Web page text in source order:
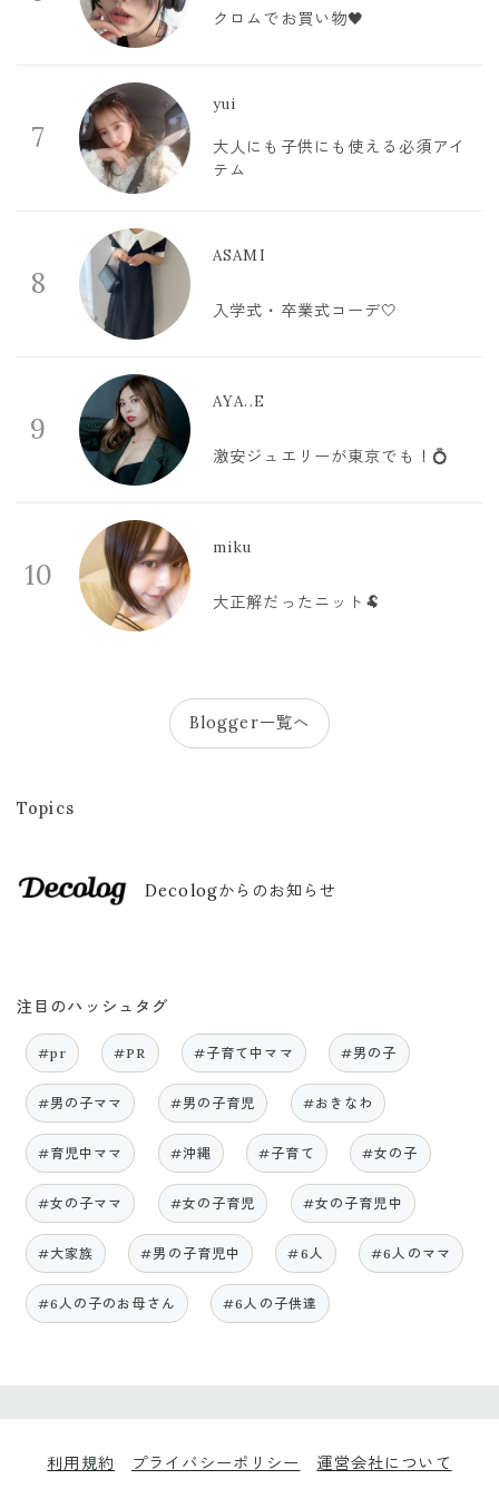
クロムでお買い物🖤
7
yui
大人にも子供にも使える必須アイ
テム
8
ASAMI
入学式・卒業式コーデ🤍
9
AYA..E
激安ジュエリーが東京でも！💍
10
miku
大正解だったニット🐏
Blogger一覧へ
Topics
Decologからのお知らせ
注目のハッシュタグ
#pr #PR #子育て中ママ #男の子
#男の子ママ #男の子育児 #おきなわ
#育児中ママ #沖縄 #子育て #女の子
#女の子ママ #女の子育児 #女の子育児中
#大家族 #男の子育児中 #6人 #6人のママ
#6人の子のお母さん #6人の子供達
利用規約 プライバシーポリシー 運営会社について